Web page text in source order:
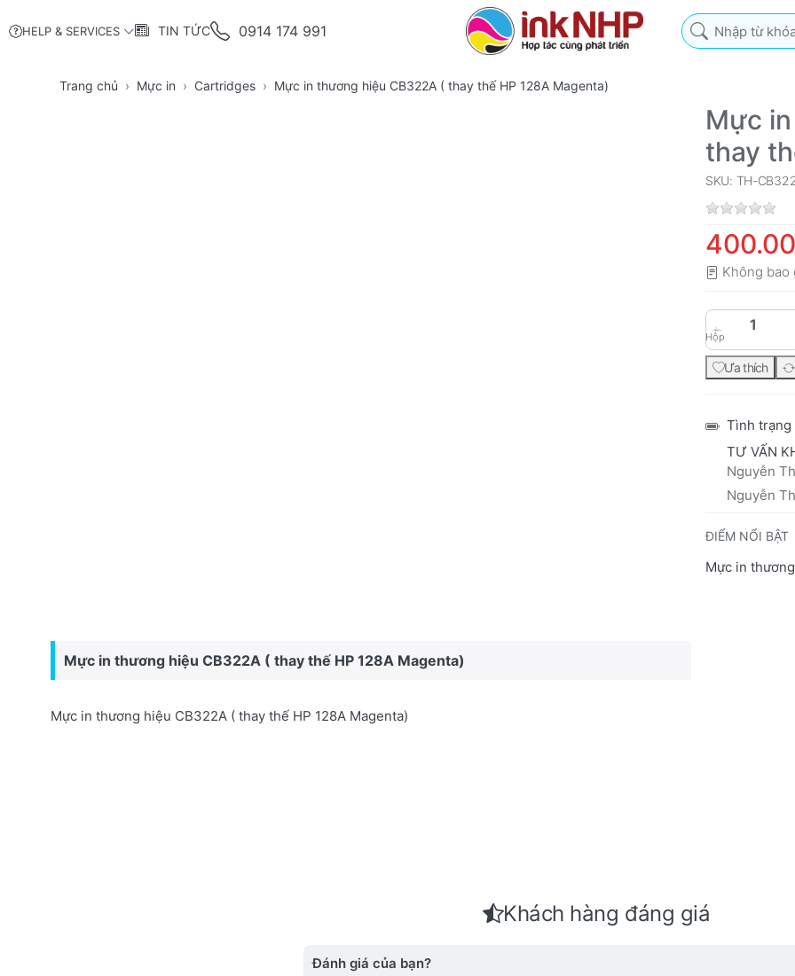
HELP & SERVICES TIN TỨC 0914 174 991
Nhập từ khóa tìm
Trang chủ Mực in Cartridges Mực in thương hiệu CB322A ( thay thế HP 128A Magenta)
Mực
thay
SKU: TH-
Không bao
Hộp
Ưa thích
Tình trạng
TƯ VẤN
Nguyễn
Nguyễn
ĐIỂM NỔI BẬT
Mực in
Mực in thương hiệu CB322A ( thay thế HP 128A Magenta)
Mực in thương hiệu CB322A ( thay thế HP 128A Magenta)
Khách hàng đáng giá
Đánh giá của bạn?